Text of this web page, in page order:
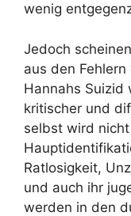
wenig
Jedoch
aus den
Hannahs Suizid
kritischer und
selbst wird
Ratlosigkeit,
und auch ihr
werden in den